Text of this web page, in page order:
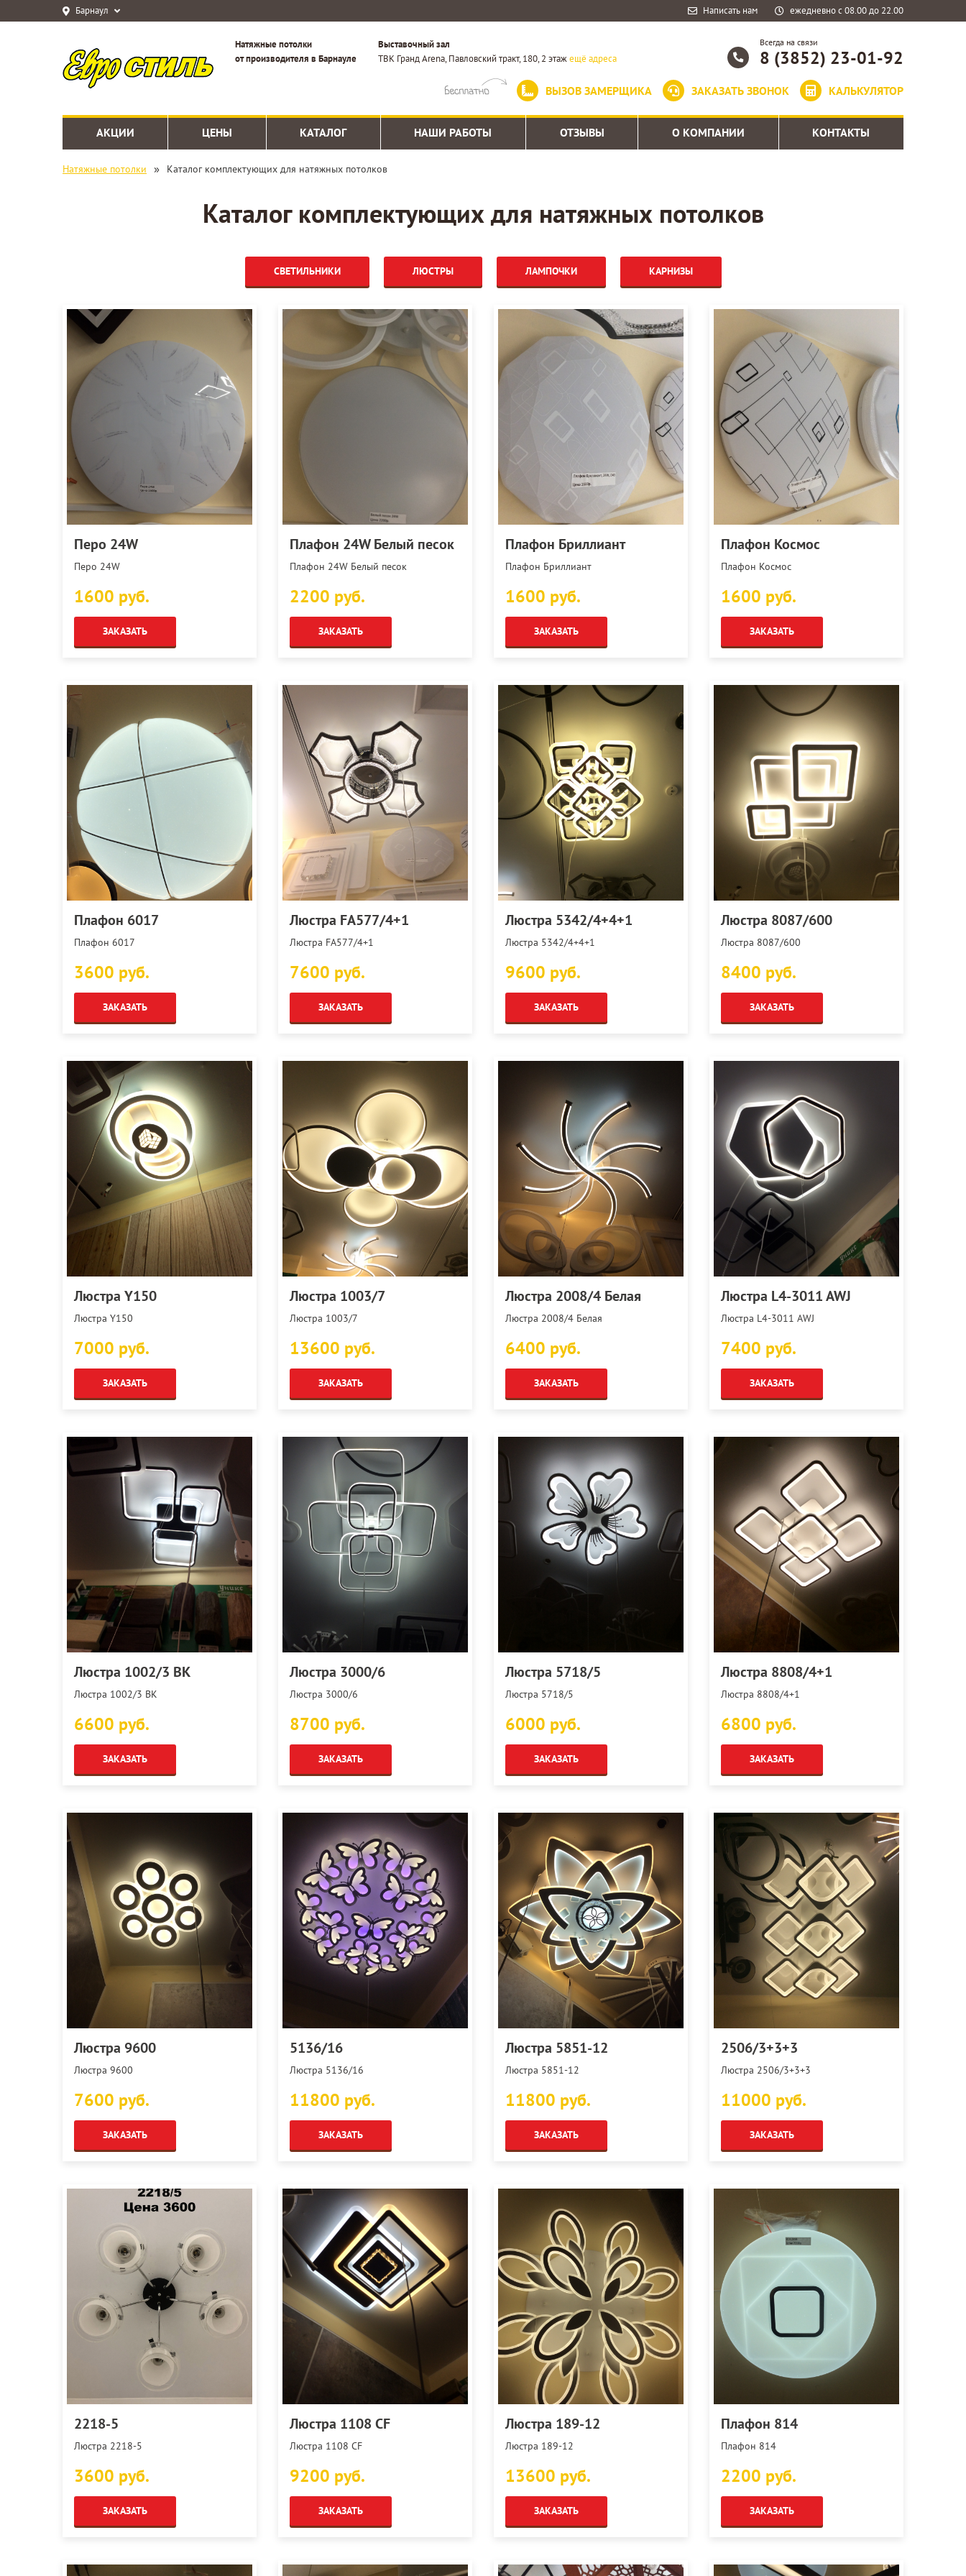
Барнаул Написать нам ежедневно с 08.00 до 22.00
Натяжные потолки
от производителя в Барнауле
Выставочный зал
ТВК Гранд Arena, Павловский тракт, 180, 2 этажещё адреса
Всегда на связи
8 (3852) 23-01-92
ВЫЗОВ ЗАМЕРЩИКА ЗАКАЗАТЬ ЗВОНОК КАЛЬКУЛЯТОР
АКЦИИ ЦЕНЫ КАТАЛОГ НАШИ РАБОТЫ ОТЗЫВЫ О КОМПАНИИ КОНТАКТЫ
Натяжные потолки » Каталог комплектующих для натяжных потолков
Каталог комплектующих для натяжных потолков
СВЕТИЛЬНИКИ ЛЮСТРЫ ЛАМПОЧКИ КАРНИЗЫ
Перо 24W
Перо 24W
1600 руб.
ЗАКАЗАТЬ
Плафон 24W Белый песок
Плафон 24W Белый песок
2200 руб.
ЗАКАЗАТЬ
Плафон Бриллиант
Плафон Бриллиант
1600 руб.
ЗАКАЗАТЬ
Плафон Космос
Плафон Космос
1600 руб.
ЗАКАЗАТЬ
Плафон 6017
Плафон 6017
3600 руб.
ЗАКАЗАТЬ
Люстра FA577/4+1
Люстра FA577/4+1
7600 руб.
ЗАКАЗАТЬ
Люстра 5342/4+4+1
Люстра 5342/4+4+1
9600 руб.
ЗАКАЗАТЬ
Люстра 8087/600
Люстра 8087/600
8400 руб.
ЗАКАЗАТЬ
Люстра Y150
Люстра Y150
7000 руб.
ЗАКАЗАТЬ
Люстра 1003/7
Люстра 1003/7
13600 руб.
ЗАКАЗАТЬ
Люстра 2008/4 Белая
Люстра 2008/4 Белая
6400 руб.
ЗАКАЗАТЬ
Люстра L4-3011 AWJ
Люстра L4-3011 AWJ
7400 руб.
ЗАКАЗАТЬ
Люстра 1002/3 BK
Люстра 1002/3 BK
6600 руб.
ЗАКАЗАТЬ
Люстра 3000/6
Люстра 3000/6
8700 руб.
ЗАКАЗАТЬ
Люстра 5718/5
Люстра 5718/5
6000 руб.
ЗАКАЗАТЬ
Люстра 8808/4+1
Люстра 8808/4+1
6800 руб.
ЗАКАЗАТЬ
Люстра 9600
Люстра 9600
7600 руб.
ЗАКАЗАТЬ
5136/16
Люстра 5136/16
11800 руб.
ЗАКАЗАТЬ
Люстра 5851-12
Люстра 5851-12
11800 руб.
ЗАКАЗАТЬ
2506/3+3+3
Люстра 2506/3+3+3
11000 руб.
ЗАКАЗАТЬ
2218-5
Люстра 2218-5
3600 руб.
ЗАКАЗАТЬ
Люстра 1108 CF
Люстра 1108 CF
9200 руб.
ЗАКАЗАТЬ
Люстра 189-12
Люстра 189-12
13600 руб.
ЗАКАЗАТЬ
Плафон 814
Плафон 814
2200 руб.
ЗАКАЗАТЬ